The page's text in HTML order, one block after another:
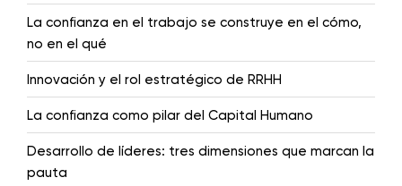
La confianza en el trabajo se construye en el cómo,
no en el qué
Innovación y el rol estratégico de RRHH
La confianza como pilar del Capital Humano
Desarrollo de líderes: tres dimensiones que marcan la
pauta